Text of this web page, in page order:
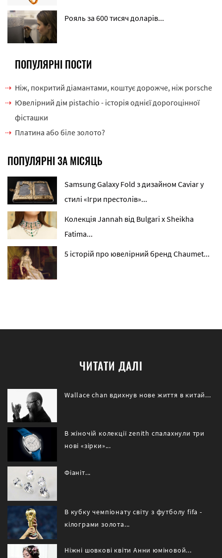
Рояль за 600 тисяч доларів...
ПОПУЛЯРНІ ПОСТИ
Ніж, покритий діамантами, коштує дорожче, ніж porsche
Ювелірний дім pistachio - історія однієї дорогоцінної
фісташки
Платина або біле золото?
ПОПУЛЯРНІ ЗА МІСЯЦЬ
Samsung Galaxy Fold з дизайном Caviar у
стилі «Ігри престолів»...
Колекція Jannah від Bulgari x Sheikha
Fatima...
5 історій про ювелірний бренд Chaumet...
ЧИТАТИ ДАЛІ
Wallace chan вдихнув нове життя в китай...
В жіночій колекції zenith спалахнули три
нові «зірки»...
Фіаніт...
В кубку чемпіонату світу з футболу fifa -
кілограми золота...
Ніжні шовкові квіти Анни юміновой...